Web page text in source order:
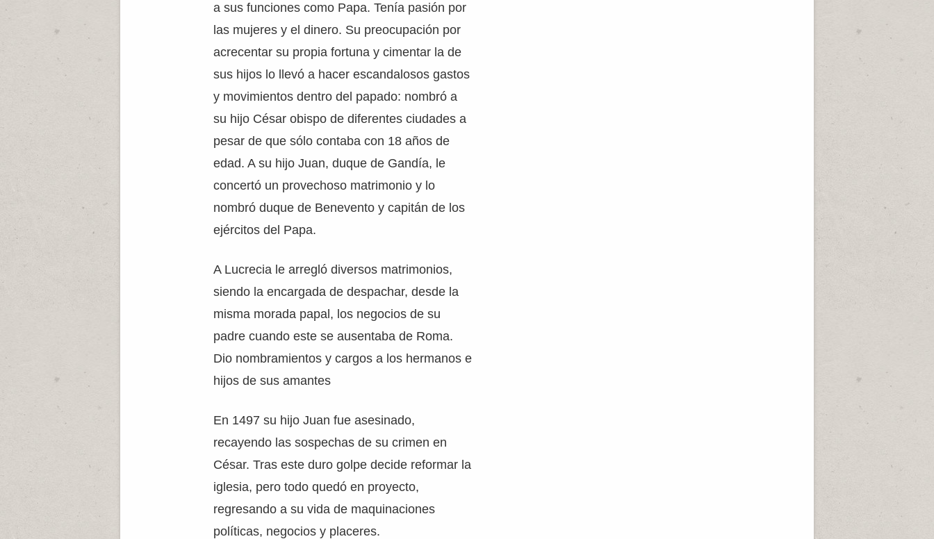
a sus funciones como Papa. Tenía pasión por
las mujeres y el dinero. Su preocupación por
acrecentar su propia fortuna y cimentar la de
sus hijos lo llevó a hacer escandalosos gastos
y movimientos dentro del papado: nombró a
su hijo César obispo de diferentes ciudades a
pesar de que sólo contaba con 18 años de
edad. A su hijo Juan, duque de Gandía, le
concertó un provechoso matrimonio y lo
nombró duque de Benevento y capitán de los
ejércitos del Papa.
A Lucrecia le arregló diversos matrimonios,
siendo la encargada de despachar, desde la
misma morada papal, los negocios de su
padre cuando este se ausentaba de Roma.
Dio nombramientos y cargos a los hermanos e
hijos de sus amantes
En 1497 su hijo Juan fue asesinado,
recayendo las sospechas de su crimen en
César. Tras este duro golpe decide reformar la
iglesia, pero todo quedó en proyecto,
regresando a su vida de maquinaciones
políticas, negocios y placeres.